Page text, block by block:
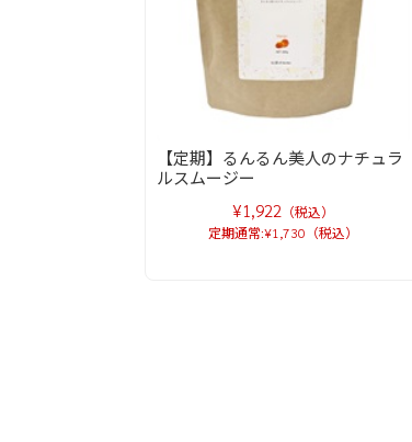
【定期】るんるん美人のナチュラ
ルスムージー
¥1,922 （税込）
定期通常:¥1,730（税込）